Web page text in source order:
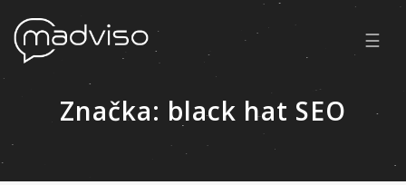
☰
Značka: black hat SEO